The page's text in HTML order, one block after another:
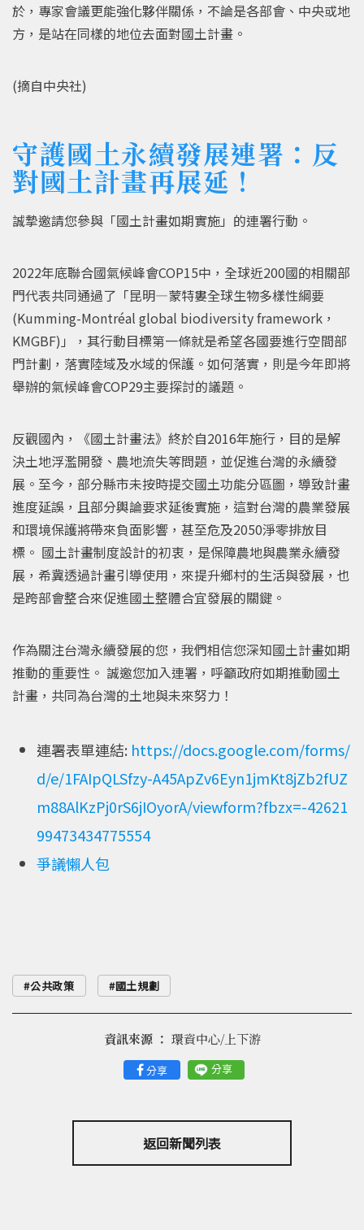
於，專家會議更能強化夥伴關係，不論是各部會、中央或地
方，是站在同樣的地位去面對國土計畫。
(摘自中央社)
守護國土永續發展連署：反
對國土計畫再展延！
誠摯邀請您參與「國土計畫如期實施」的連署行動。
2022年底聯合國氣候峰會COP15中，全球近200國的相關部
門代表共同通過了「昆明—蒙特婁全球生物多樣性綱要
(Kumming-Montréal global biodiversity framework，
KMGBF)」，其行動目標第一條就是希望各國要進行空間部
門計劃，落實陸域及水域的保護。如何落實，則是今年即將
舉辦的氣候峰會COP29主要探討的議題。
反觀國內，《國土計畫法》終於自2016年施行，目的是解
決土地浮濫開發、農地流失等問題，並促進台灣的永續發
展。至今，部分縣市未按時提交國土功能分區圖，導致計畫
進度延誤，且部分輿論要求延後實施，這對台灣的農業發展
和環境保護將帶來負面影響，甚至危及2050淨零排放目
標。 國土計畫制度設計的初衷，是保障農地與農業永續發
展，希冀透過計畫引導使用，來提升鄉村的生活與發展，也
是跨部會整合來促進國土整體合宜發展的關鍵。
作為關注台灣永續發展的您，我們相信您深知國土計畫如期
推動的重要性。 誠邀您加入連署，呼籲政府如期推動國土
計畫，共同為台灣的土地與未來努力！
連署表單連結: https://docs.google.com/forms/
d/e/1FAIpQLSfzy-A45ApZv6Eyn1jmKt8jZb2fUZ
m88AlKzPj0rS6jIOyorA/viewform?fbzx=-42621
99473434775554
爭議懶人包
公共政策 國土規劃
分享 分享
資訊來源 ： 環資中心/上下游
返回新聞列表